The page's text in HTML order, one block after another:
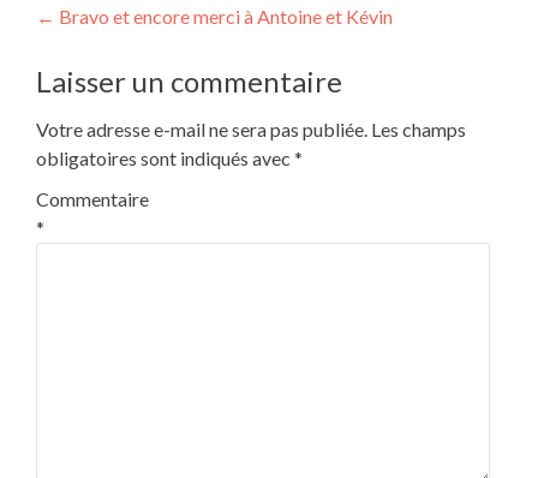
Navigation
de
l’article
← Bravo et encore merci à Antoine et Kévin
Laisser un commentaire
Votre adresse e-mail ne sera pas publiée. Les champs
obligatoires sont indiqués avec *
Commentaire
*